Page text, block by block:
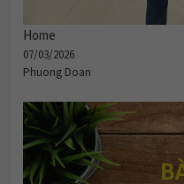
Home
07/03/2026
Phuong Doan